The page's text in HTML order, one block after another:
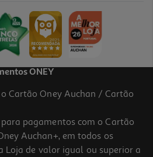
ONEY
Cartão Oney Auchan / Cartão
pagamentos com o Cartão
Auchan+, em todos os
Loja de valor igual ou superior a